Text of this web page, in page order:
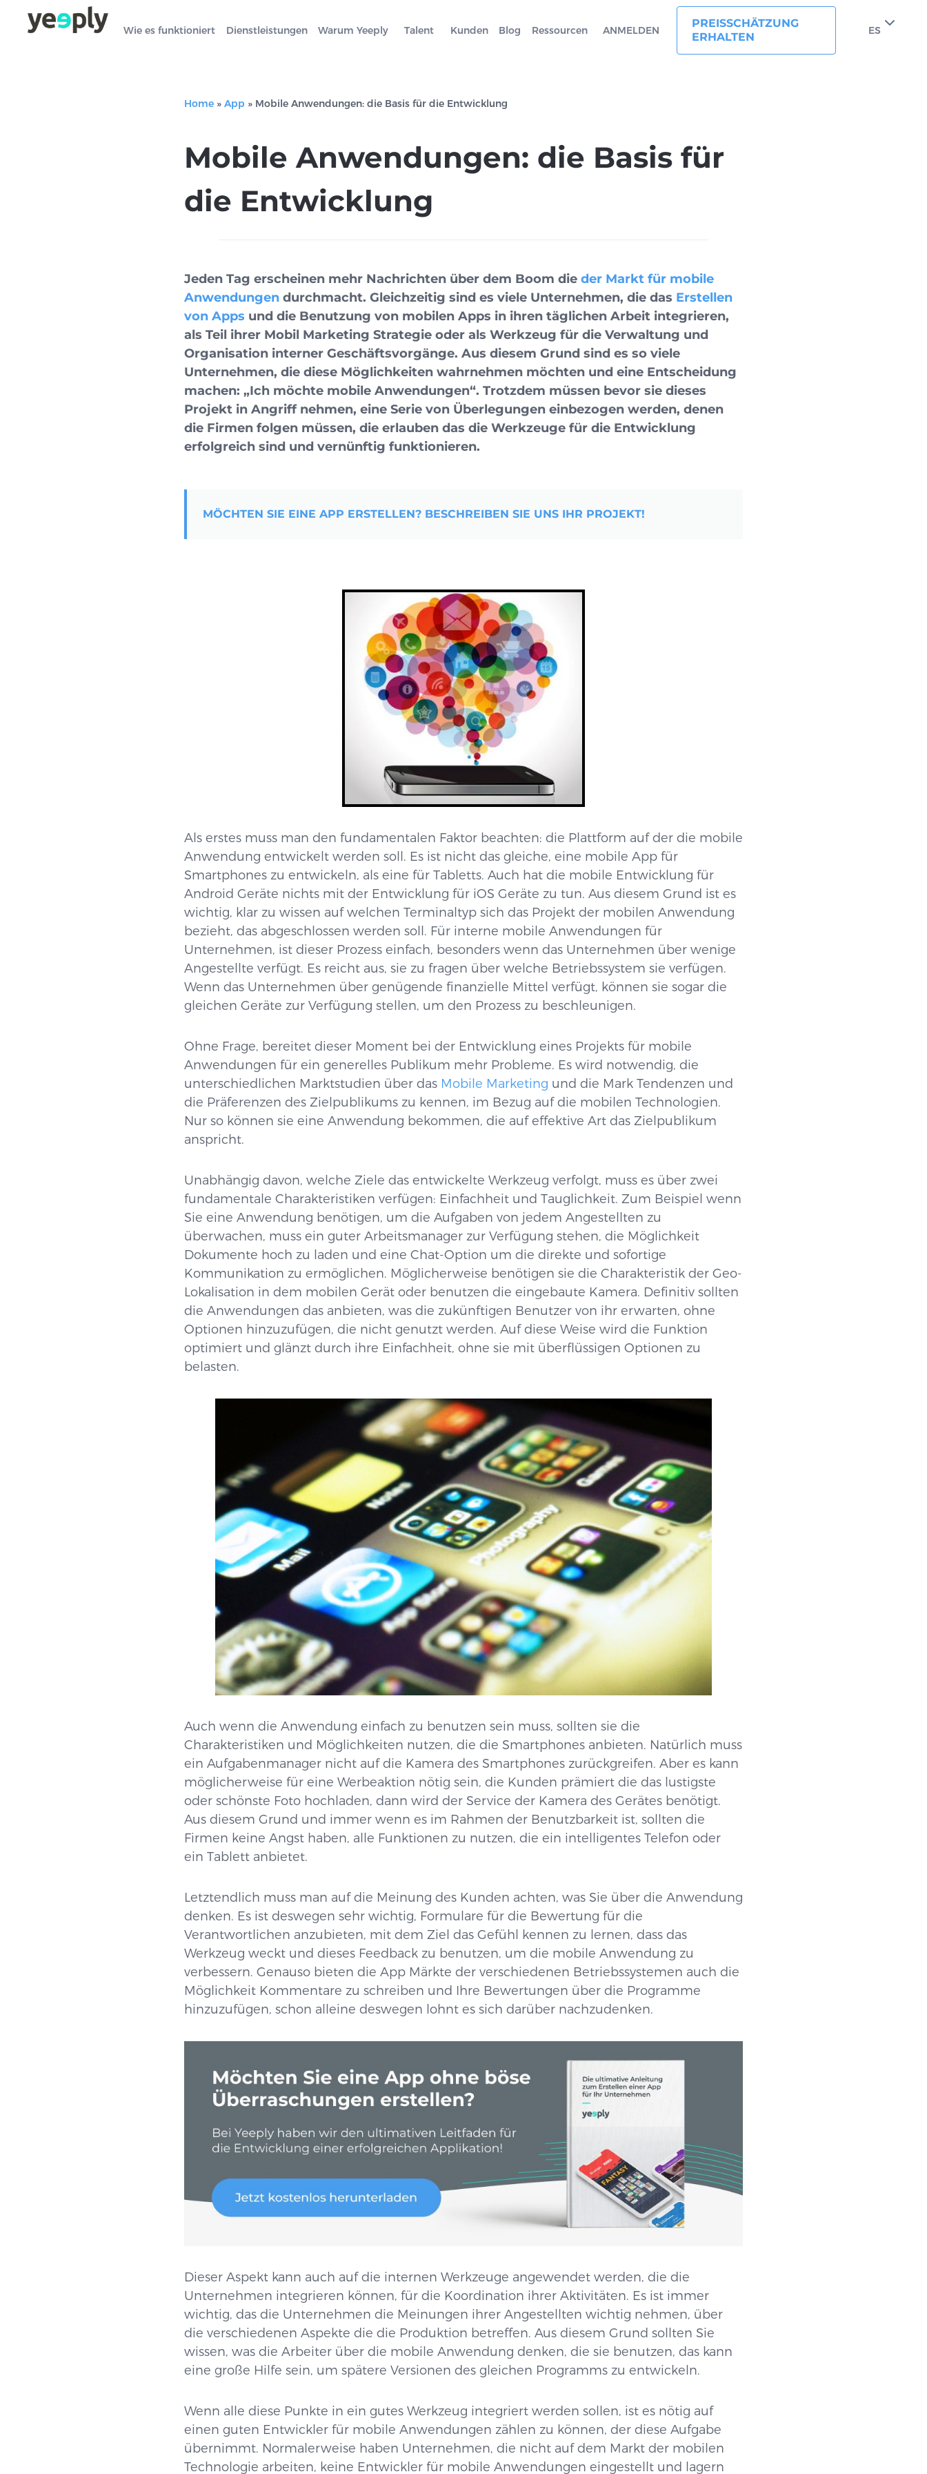
Wie es funktioniert Dienstleistungen Warum Yeeply Talent Kunden Blog Ressourcen ANMELDEN
PREISSCHÄTZUNG
ERHALTEN
ES
Home » App » Mobile Anwendungen: die Basis für die Entwicklung
Mobile Anwendungen: die Basis für
die Entwicklung
Jeden Tag erscheinen mehr Nachrichten über dem Boom die der Markt für mobile
Anwendungen durchmacht. Gleichzeitig sind es viele Unternehmen, die das Erstellen
von Apps und die Benutzung von mobilen Apps in ihren täglichen Arbeit integrieren,
als Teil ihrer Mobil Marketing Strategie oder als Werkzeug für die Verwaltung und
Organisation interner Geschäftsvorgänge. Aus diesem Grund sind es so viele
Unternehmen, die diese Möglichkeiten wahrnehmen möchten und eine Entscheidung
machen: „Ich möchte mobile Anwendungen“. Trotzdem müssen bevor sie dieses
Projekt in Angriff nehmen, eine Serie von Überlegungen einbezogen werden, denen
die Firmen folgen müssen, die erlauben das die Werkzeuge für die Entwicklung
erfolgreich sind und vernünftig funktionieren.
MÖCHTEN SIE EINE APP ERSTELLEN? BESCHREIBEN SIE UNS IHR PROJEKT!
Als erstes muss man den fundamentalen Faktor beachten: die Plattform auf der die mobile
Anwendung entwickelt werden soll. Es ist nicht das gleiche, eine mobile App für
Smartphones zu entwickeln, als eine für Tabletts. Auch hat die mobile Entwicklung für
Android Geräte nichts mit der Entwicklung für iOS Geräte zu tun. Aus diesem Grund ist es
wichtig, klar zu wissen auf welchen Terminaltyp sich das Projekt der mobilen Anwendung
bezieht, das abgeschlossen werden soll. Für interne mobile Anwendungen für
Unternehmen, ist dieser Prozess einfach, besonders wenn das Unternehmen über wenige
Angestellte verfügt. Es reicht aus, sie zu fragen über welche Betriebssystem sie verfügen.
Wenn das Unternehmen über genügende finanzielle Mittel verfügt, können sie sogar die
gleichen Geräte zur Verfügung stellen, um den Prozess zu beschleunigen.
Ohne Frage, bereitet dieser Moment bei der Entwicklung eines Projekts für mobile
Anwendungen für ein generelles Publikum mehr Probleme. Es wird notwendig, die
unterschiedlichen Marktstudien über das Mobile Marketing und die Mark Tendenzen und
die Präferenzen des Zielpublikums zu kennen, im Bezug auf die mobilen Technologien.
Nur so können sie eine Anwendung bekommen, die auf effektive Art das Zielpublikum
anspricht.
Unabhängig davon, welche Ziele das entwickelte Werkzeug verfolgt, muss es über zwei
fundamentale Charakteristiken verfügen: Einfachheit und Tauglichkeit. Zum Beispiel wenn
Sie eine Anwendung benötigen, um die Aufgaben von jedem Angestellten zu
überwachen, muss ein guter Arbeitsmanager zur Verfügung stehen, die Möglichkeit
Dokumente hoch zu laden und eine Chat-Option um die direkte und sofortige
Kommunikation zu ermöglichen. Möglicherweise benötigen sie die Charakteristik der Geo-
Lokalisation in dem mobilen Gerät oder benutzen die eingebaute Kamera. Definitiv sollten
die Anwendungen das anbieten, was die zukünftigen Benutzer von ihr erwarten, ohne
Optionen hinzuzufügen, die nicht genutzt werden. Auf diese Weise wird die Funktion
optimiert und glänzt durch ihre Einfachheit, ohne sie mit überflüssigen Optionen zu
belasten.
Auch wenn die Anwendung einfach zu benutzen sein muss, sollten sie die
Charakteristiken und Möglichkeiten nutzen, die die Smartphones anbieten. Natürlich muss
ein Aufgabenmanager nicht auf die Kamera des Smartphones zurückgreifen. Aber es kann
möglicherweise für eine Werbeaktion nötig sein, die Kunden prämiert die das lustigste
oder schönste Foto hochladen, dann wird der Service der Kamera des Gerätes benötigt.
Aus diesem Grund und immer wenn es im Rahmen der Benutzbarkeit ist, sollten die
Firmen keine Angst haben, alle Funktionen zu nutzen, die ein intelligentes Telefon oder
ein Tablett anbietet.
Letztendlich muss man auf die Meinung des Kunden achten, was Sie über die Anwendung
denken. Es ist deswegen sehr wichtig, Formulare für die Bewertung für die
Verantwortlichen anzubieten, mit dem Ziel das Gefühl kennen zu lernen, dass das
Werkzeug weckt und dieses Feedback zu benutzen, um die mobile Anwendung zu
verbessern. Genauso bieten die App Märkte der verschiedenen Betriebssystemen auch die
Möglichkeit Kommentare zu schreiben und Ihre Bewertungen über die Programme
hinzuzufügen, schon alleine deswegen lohnt es sich darüber nachzudenken.
Dieser Aspekt kann auch auf die internen Werkzeuge angewendet werden, die die
Unternehmen integrieren können, für die Koordination ihrer Aktivitäten. Es ist immer
wichtig, das die Unternehmen die Meinungen ihrer Angestellten wichtig nehmen, über
die verschiedenen Aspekte die die Produktion betreffen. Aus diesem Grund sollten Sie
wissen, was die Arbeiter über die mobile Anwendung denken, die sie benutzen, das kann
eine große Hilfe sein, um spätere Versionen des gleichen Programms zu entwickeln.
Wenn alle diese Punkte in ein gutes Werkzeug integriert werden sollen, ist es nötig auf
einen guten Entwickler für mobile Anwendungen zählen zu können, der diese Aufgabe
übernimmt. Normalerweise haben Unternehmen, die nicht auf dem Markt der mobilen
Technologie arbeiten, keine Entwickler für mobile Anwendungen eingestellt und lagern